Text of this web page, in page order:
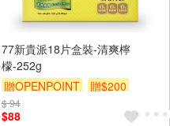
77新貴派18片盒裝-清爽檸
檬-252g
贈OPENPOINT
贈$200
$ 94
$88